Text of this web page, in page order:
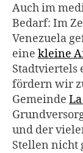
Auch im
Bedarf: Im
Venezuela
eine kleine
Stadtviertels
fördern wir
Gemeinde
und der
Stellen nicht